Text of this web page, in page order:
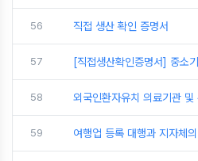
56 직접 생산 확인 증명서
57 [직접생산확인증명서] 중소
58 외국인환자유치 의료기관 및
59 여행업 등록 대행과 지자체